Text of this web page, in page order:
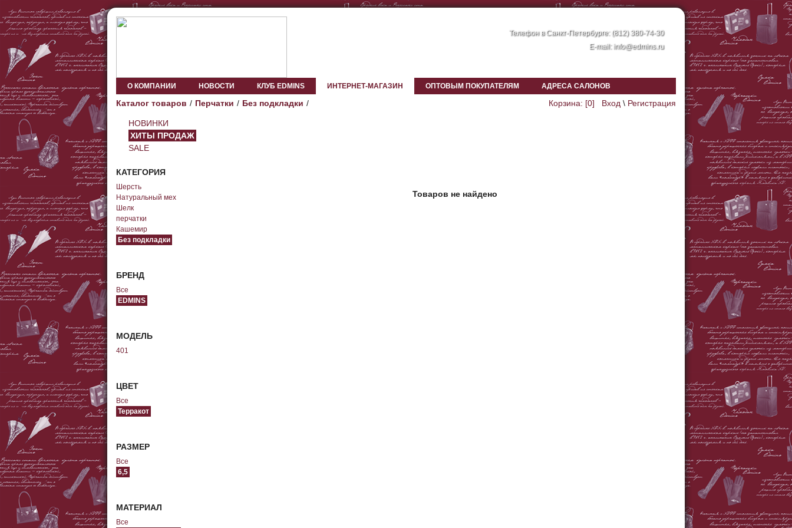
Телефон в Санкт-Петербурге: (812) 380-74-30
E-mail: info@edmins.ru
О КОМПАНИИ НОВОСТИ КЛУБ EDMINS ИНТЕРНЕТ-МАГАЗИН ОПТОВЫМ ПОКУПАТЕЛЯМ АДРЕСА САЛОНОВ
Корзина: [0] Вход \ Регистрация
Каталог товаров Перчатки Без подкладки
НОВИНКИ
ХИТЫ ПРОДАЖ
SALE
КАТЕГОРИЯ
Шерсть
Натуральный мех
Шелк
перчатки
Кашемир
Без подкладки
БРЕНД
Все
EDMINS
МОДЕЛЬ
401
ЦВЕТ
Все
Терракот
РАЗМЕР
Все
6,5
МАТЕРИАЛ
Все
Товаров не найдено